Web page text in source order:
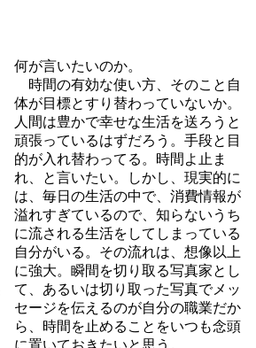
何が言いたいのか。
時間の有効な使い方、そのこと自
体が目標とすり替わっていないか。
人間は豊かで幸せな生活を送ろうと
頑張っているはずだろう。手段と目
的が入れ替わってる。時間よ止ま
れ、と言いたい。しかし、現実的に
は、毎日の生活の中で、消費情報が
溢れすぎているので、知らないうち
に流される生活をしてしまっている
自分がいる。その流れは、想像以上
に強大。瞬間を切り取る写真家とし
て、あるいは切り取った写真でメッ
セージを伝えるのが自分の職業だか
ら、時間を止めることをいつも念頭
に置いておきたいと思う。